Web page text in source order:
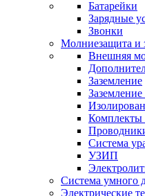
Батарейки
Зарядные
Звонки
Молниезащита и
Внешняя
Заземление
Комплекты
Система
УЗИП
Система умного
Электрические